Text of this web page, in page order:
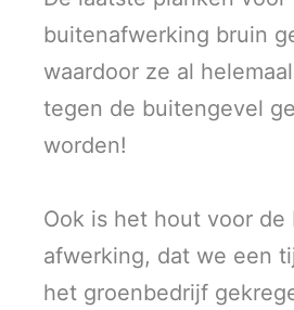
buitenafwerking bruin
waardoor ze al
tegen de buitengevel
worden!
Ook is het hout voor de
afwerking, dat we een
het groenbedrijf